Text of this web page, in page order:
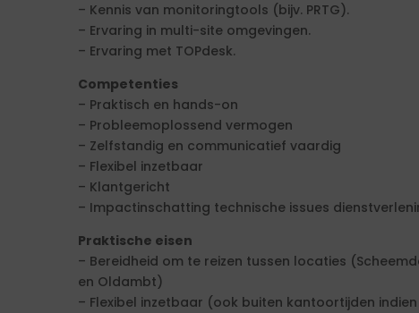
– Kennis van monitoringtools (bijv. PRTG).
– Ervaring in multi-site omgevingen.
– Ervaring met TOPdesk.
Competenties
– Praktisch en hands-on
– Probleemoplossend vermogen
– Zelfstandig en communicatief vaardig
– Flexibel inzetbaar
– Klantgericht
– Impactinschatting technische issues
Praktische eisen
– Bereidheid om te reizen tussen locaties
en Oldambt)
– Flexibel inzetbaar (ook buiten kantoortijden